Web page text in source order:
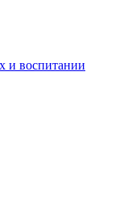
и воспитании